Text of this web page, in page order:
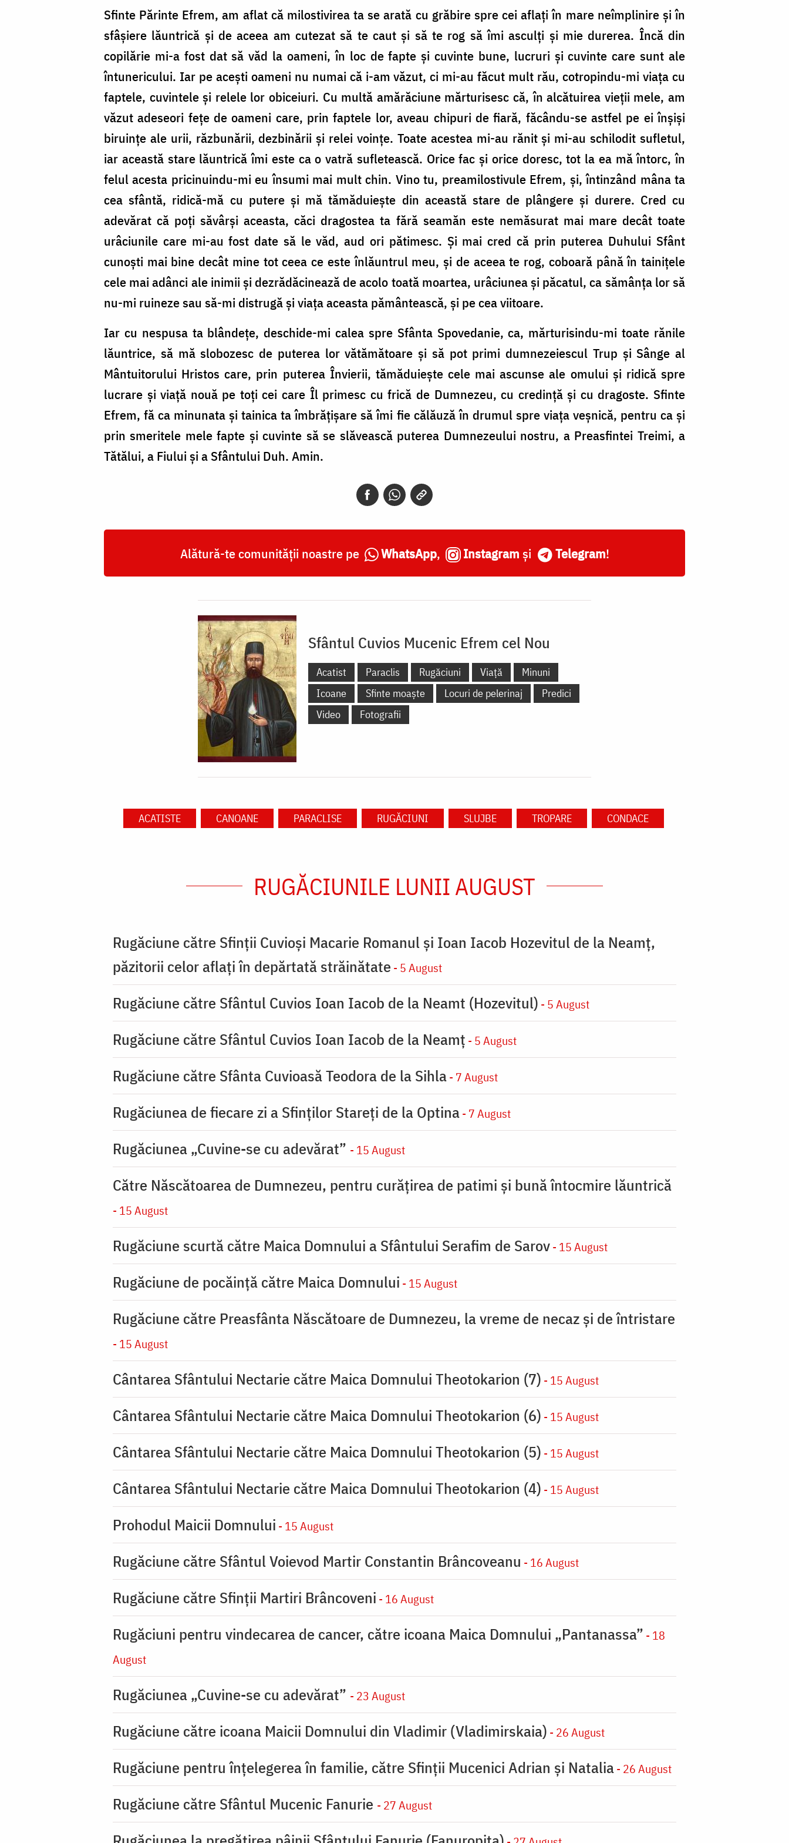
Sfinte Părinte Efrem, am aflat că milostivirea ta se arată cu grăbire spre cei aflați în mare neîmplinire și în
sfâșiere lăuntrică și de aceea am cutezat să te caut și să te rog să îmi asculți și mie durerea. Încă din
copilărie mi-a fost dat să văd la oameni, în loc de fapte și cuvinte bune, lucruri și cuvinte care sunt ale
întunericului. Iar pe acești oameni nu numai că i-am văzut, ci mi-au făcut mult rău, cotropindu-mi viața cu
faptele, cuvintele și relele lor obiceiuri. Cu multă amărăciune mărturisesc că, în alcătuirea vieții mele, am
văzut adeseori fețe de oameni care, prin faptele lor, aveau chipuri de fiară, făcându-se astfel pe ei înșiși
biruințe ale urii, răzbunării, dezbinării și relei voințe. Toate acestea mi-au rănit și mi-au schilodit sufletul,
iar această stare lăuntrică îmi este ca o vatră sufletească. Orice fac și orice doresc, tot la ea mă întorc, în
felul acesta pricinuindu-mi eu însumi mai mult chin. Vino tu, preamilostivule Efrem, și, întinzând mâna ta
cea sfântă, ridică-mă cu putere și mă tămăduiește din această stare de plângere și durere. Cred cu
adevărat că poți săvârși aceasta, căci dragostea ta fără seamăn este nemăsurat mai mare decât toate
urâciunile care mi-au fost date să le văd, aud ori pătimesc. Și mai cred că prin puterea Duhului Sfânt
cunoști mai bine decât mine tot ceea ce este înlăuntrul meu, și de aceea te rog, coboară până în tainițele
cele mai adânci ale inimii și dezrădăcinează de acolo toată moartea, urâciunea și păcatul, ca sămânța lor să
nu-mi ruineze sau să-mi distrugă și viața aceasta pământească, și pe cea viitoare.
Iar cu nespusa ta blândețe, deschide-mi calea spre Sfânta Spovedanie, ca, mărturisindu-mi toate rănile
lăuntrice, să mă slobozesc de puterea lor vătămătoare și să pot primi dumnezeiescul Trup și Sânge al
Mântuitorului Hristos care, prin puterea Învierii, tămăduiește cele mai ascunse ale omului și ridică spre
lucrare și viață nouă pe toți cei care Îl primesc cu frică de Dumnezeu, cu credință și cu dragoste. Sfinte
Efrem, fă ca minunata și tainica ta îmbrățișare să îmi fie călăuză în drumul spre viața veșnică, pentru ca și
prin smeritele mele fapte și cuvinte să se slăvească puterea Dumnezeului nostru, a Preasfintei Treimi, a
Tătălui, a Fiului și a Sfântului Duh. Amin.
Alătură-te comunității noastre pe WhatsApp, Instagram și Telegram!
Sfântul Cuvios Mucenic Efrem cel Nou
Acatist Paraclis Rugăciuni Viață
Minuni
Icoane
Sfinte moaște Locuri de pelerinaj
Predici
Video
Fotografii
ACATISTE CANOANE PARACLISE RUGĂCIUNI SLUJBE TROPARE CONDACE
RUGĂCIUNILE LUNII AUGUST
Rugăciune către Sfinții Cuvioși Macarie Romanul și Ioan Iacob Hozevitul de la Neamț,
păzitorii celor aflați în depărtată străinătate - 5 August
Rugăciune către Sfântul Cuvios Ioan Iacob de la Neamt (Hozevitul) - 5 August
Rugăciune către Sfântul Cuvios Ioan Iacob de la Neamț - 5 August
Rugăciune către Sfânta Cuvioasă Teodora de la Sihla- 7 August
Rugăciunea de fiecare zi a Sfinților Stareți de la Optina- 7 August
Rugăciunea „Cuvine-se cu adevărat” - 15 August
Către Născătoarea de Dumnezeu, pentru curățirea de patimi și bună întocmire lăuntrică
- 15 August
Rugăciune scurtă către Maica Domnului a Sfântului Serafim de Sarov- 15 August
Rugăciune de pocăinţă către Maica Domnului - 15 August
Rugăciune către Preasfânta Născătoare de Dumnezeu, la vreme de necaz şi de întristare
- 15 August
Cântarea Sfântului Nectarie către Maica Domnului Theotokarion (7) - 15 August
Cântarea Sfântului Nectarie către Maica Domnului Theotokarion (6) - 15 August
Cântarea Sfântului Nectarie către Maica Domnului Theotokarion (5) - 15 August
Cântarea Sfântului Nectarie către Maica Domnului Theotokarion (4) - 15 August
Prohodul Maicii Domnului - 15 August
Rugăciune către Sfântul Voievod Martir Constantin Brâncoveanu - 16 August
Rugăciune către Sfinții Martiri Brâncoveni - 16 August
Rugăciuni pentru vindecarea de cancer, către icoana Maica Domnului „Pantanassa” - 18
August
Rugăciunea „Cuvine-se cu adevărat” - 23 August
Rugăciune către icoana Maicii Domnului din Vladimir (Vladimirskaia) - 26 August
Rugăciune pentru înţelegerea în familie, către Sfinţii Mucenici Adrian şi Natalia- 26 August
Rugăciune către Sfântul Mucenic Fanurie - 27 August